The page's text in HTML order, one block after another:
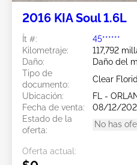
2016 KIA Soul 1.6L
Ít #:
45******
Kilometraje:
117,792
Daño:
Daño del
Tipo de
documento:
Clear
Ubicación:
FL -
Fecha de venta:
08/12/
Estado de la
oferta:
No has
Oferta actual: